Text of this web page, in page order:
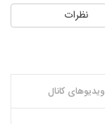
نظرات
ویدیوهای کانال